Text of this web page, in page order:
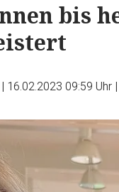
bis
| 16.02.2023 09:59 Uhr |